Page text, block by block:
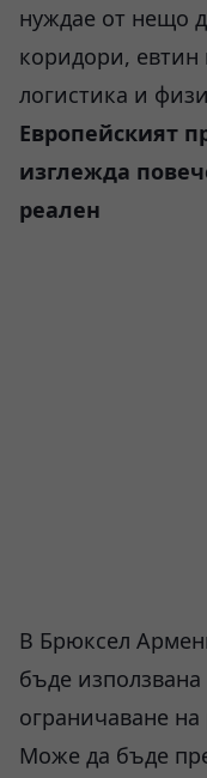
нуждае от нещо
коридори, евтин
логистика и
Европейският
изглежда
реален
В Брюксел
бъде
ограничаване на
Може да бъде